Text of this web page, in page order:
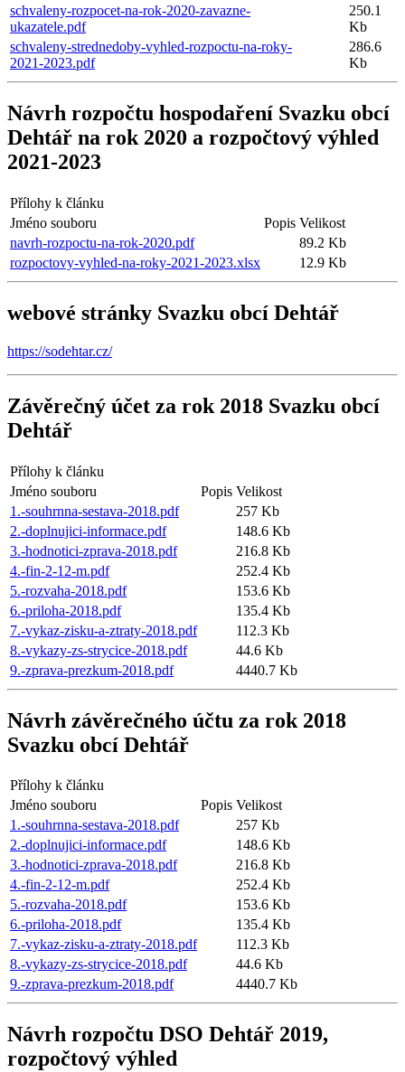
schvaleny-rozpocet-na-rok-2020-zavazne-
ukazatele.pdf
250.1
Kb
schvaleny-strednedoby-vyhled-rozpoctu-na-roky-
2021-2023.pdf
286.6
Kb
Návrh rozpočtu hospodaření Svazku obcí
Dehtář na rok 2020 a rozpočtový výhled
2021-2023
Přílohy k článku
Jméno souboru
Popis Velikost
navrh-rozpoctu-na-rok-2020.pdf
89.2 Kb
rozpoctovy-vyhled-na-roky-2021-2023.xlsx
12.9 Kb
webové stránky Svazku obcí Dehtář
https://sodehtar.cz/
Závěrečný účet za rok 2018 Svazku obcí
Dehtář
Přílohy k článku
Jméno souboru
Popis Velikost
1.-souhrnna-sestava-2018.pdf
257 Kb
2.-doplnujici-informace.pdf
148.6 Kb
3.-hodnotici-zprava-2018.pdf
216.8 Kb
4.-fin-2-12-m.pdf
252.4 Kb
5.-rozvaha-2018.pdf
153.6 Kb
6.-priloha-2018.pdf
135.4 Kb
7.-vykaz-zisku-a-ztraty-2018.pdf
112.3 Kb
8.-vykazy-zs-strycice-2018.pdf
44.6 Kb
9.-zprava-prezkum-2018.pdf
4440.7 Kb
Návrh závěrečného účtu za rok 2018
Svazku obcí Dehtář
Přílohy k článku
Jméno souboru
Popis Velikost
1.-souhrnna-sestava-2018.pdf
257 Kb
2.-doplnujici-informace.pdf
148.6 Kb
3.-hodnotici-zprava-2018.pdf
216.8 Kb
4.-fin-2-12-m.pdf
252.4 Kb
5.-rozvaha-2018.pdf
153.6 Kb
6.-priloha-2018.pdf
135.4 Kb
7.-vykaz-zisku-a-ztraty-2018.pdf
112.3 Kb
8.-vykazy-zs-strycice-2018.pdf
44.6 Kb
9.-zprava-prezkum-2018.pdf
4440.7 Kb
Návrh rozpočtu DSO Dehtář 2019,
rozpočtový výhled